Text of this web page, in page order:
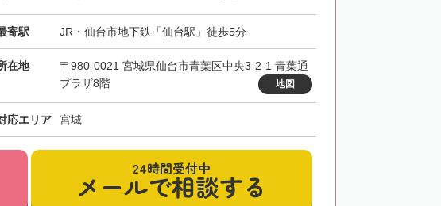
寄駅 JR・仙台市地下鉄「仙台駅」徒歩5分
在地
〒980-0021 宮城県仙台市青葉区中央3-2-1 青葉通
プラザ8階
地図
応エリア 宮城
24時間受付中
メールで相談する